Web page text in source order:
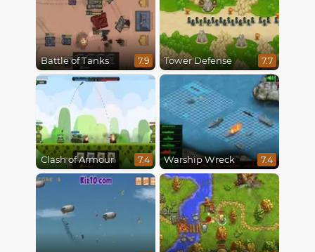
Battle of Tanks 7.9 Tower Defense 7.7
Clash of Armour 7.4 Warship Wreck 7.4